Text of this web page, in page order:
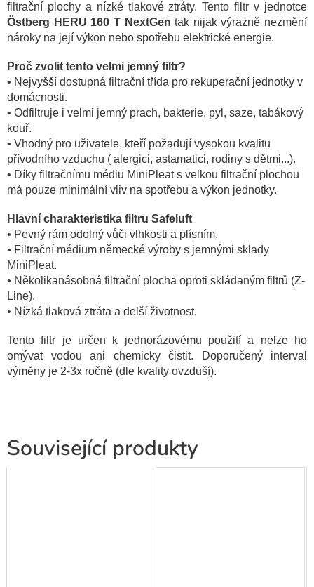
Související produkty
filtrační plochy a nízké tlakové ztráty. Tento filtr v jednotce
Östberg HERU 160 T NextGentak nijak výrazně nezmění
nároky na její výkon nebo spotřebu elektrické energie.
Proč zvolit tento velmi jemný filtr?
• Nejvyšší dostupná filtrační třída pro rekuperační jednotky v
domácnosti.
• Odfiltruje i velmi jemný prach, bakterie, pyl, saze, tabákový
kouř.
• Vhodný pro uživatele, kteří požadují vysokou kvalitu
přívodního vzduchu ( alergici, astamatici, rodiny s dětmi...).
• Díky filtračnímu médiu MiniPleat s velkou filtrační plochou
má pouze minimální vliv na spotřebu a výkon jednotky.
Hlavní charakteristika filtru Safeluft
• Pevný rám odolný vůči vlhkosti a plísním.
• Filtrační médium německé výroby s jemnými sklady
MiniPleat.
• Několikanásobná filtrační plocha oproti skládaným filtrů (Z-
Line).
• Nízká tlaková ztráta a delší životnost.
Tento filtr je určen k jednorázovému použití a nelze ho
omývat vodou ani chemicky čistit. Doporučený interval
výměny je 2-3x ročně (dle kvality ovzduší).